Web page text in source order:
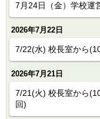
7月24日（金）学校運
2026年7月22日
7/22(水) 校長室から
2026年7月21日
7/21(火) 校長室から
回)